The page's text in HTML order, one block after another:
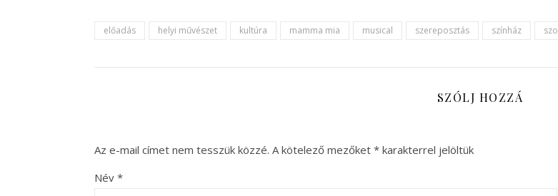
előadás helyi művészet kultúra mamma mia musical szereposztás színház
SZÓLJ HOZZÁ
Az e-mail címet nem tesszük közzé. A kötelező mezőket * karakterrel jelöltük
Név *